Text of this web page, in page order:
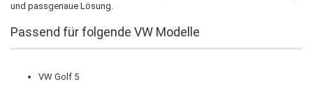
und passgenaue Lösung.
Passend für folgende VW Modelle
VW Golf 5